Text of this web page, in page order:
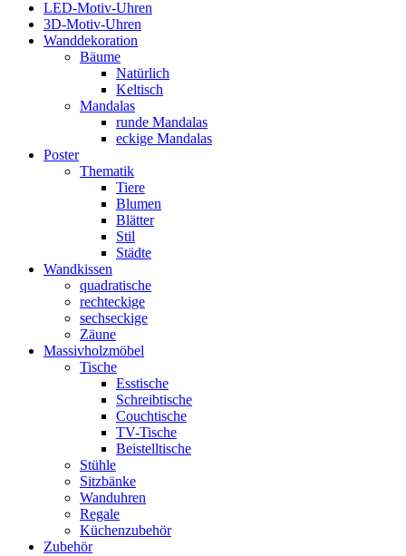
LED-Motiv-Uhren
3D-Motiv-Uhren
Wanddekoration
Bäume
Natürlich
Keltisch
Mandalas
runde Mandalas
eckige Mandalas
Poster
Thematik
Tiere
Blumen
Blätter
Stil
Städte
Wandkissen
quadratische
rechteckige
sechseckige
Zäune
Massivholzmöbel
Tische
Esstische
Schreibtische
Couchtische
TV-Tische
Beistelltische
Stühle
Sitzbänke
Wanduhren
Regale
Küchenzubehör
Zubehör